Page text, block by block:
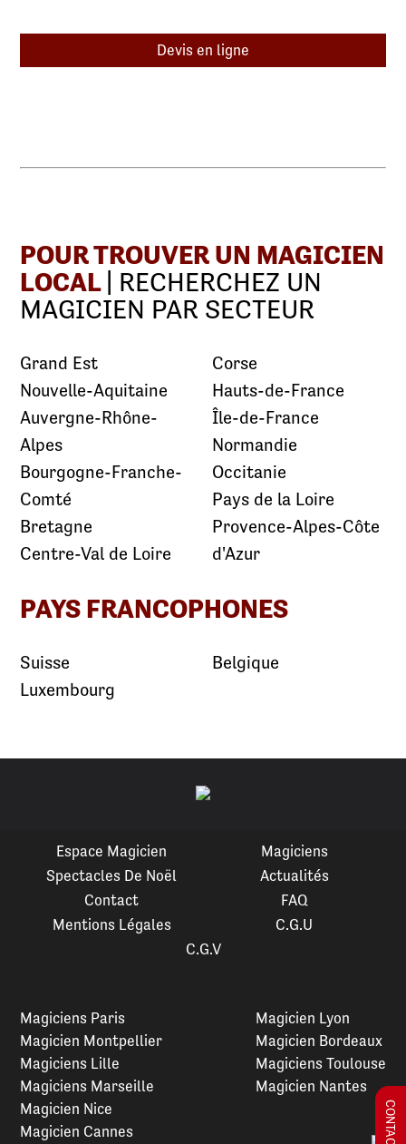
Devis en ligne
POUR TROUVER UN MAGICIEN
LOCAL | RECHERCHEZ UN
MAGICIEN PAR SECTEUR
Grand Est
Nouvelle-Aquitaine
Auvergne-Rhône-
Alpes
Bourgogne-Franche-
Comté
Bretagne
Centre-Val de Loire
Corse
Hauts-de-France
Île-de-France
Normandie
Occitanie
Pays de la Loire
Provence-Alpes-Côte
d'Azur
PAYS FRANCOPHONES
Suisse
Luxembourg
Belgique
Espace Magicien
Magiciens
Spectacles De Noël
Actualités
Contact
FAQ
Mentions Légales
C.G.U
C.G.V
Magiciens Paris
Magicien Montpellier
Magiciens Lille
Magiciens Marseille
Magicien Lyon
Magicien Bordeaux
Magiciens Toulouse
Magicien Nantes
Magicien Nice
Magicien Cannes